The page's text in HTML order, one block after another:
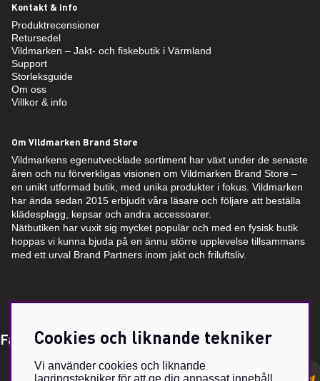
Kontakt & info
Produktrecensioner
Retursedel
Vildmarken – Jakt- och fiskebutik i Värmland
Support
Storleksguide
Om oss
Villkor & info
Om Vildmarken Brand Store
Vildmarkens egenutvecklade sortiment har växt under de senaste
åren och nu förverkligas visionen om Vildmarken Brand Store –
en unikt utformad butik, med unika produkter i fokus. Vildmarken
har ända sedan 2015 erbjudit våra läsare och följare att beställa
klädesplagg, kepsar och andra accessoarer.
Nätbutiken har vuxit sig mycket populär och med en fysisk butik
hoppas vi kunna bjuda på en ännu större upplevelse tillsammans
med ett urval Brand Partners inom jakt och friluftsliv.
Få Magasin Vildmarken direkt till din e-post!*
Cookies och liknande tekniker
Vi använder cookies och liknande
lagringstekniker för att ge dig anpassat innehåll,